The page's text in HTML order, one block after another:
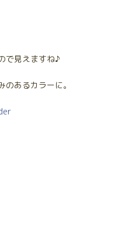
で見えますね♪
あるカラーに。